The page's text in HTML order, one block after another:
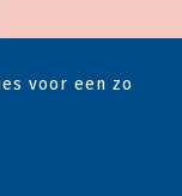
- Ontwerp door
voor een zo